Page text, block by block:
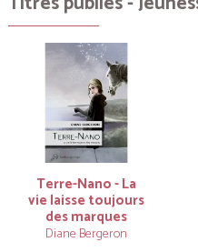
Terre-Nano - La
vie laisse toujours
des marques
Diane Bergeron